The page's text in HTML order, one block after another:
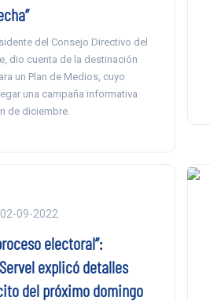
del Consejo Directivo del
dio cuenta de la destinación
un Plan de Medios, cuyo
una campaña informativa
de diciembre.
02-09-2022
electoral”:
explicó detalles
del próximo domingo